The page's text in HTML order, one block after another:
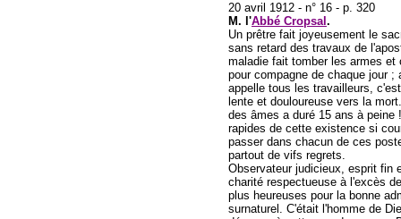
20 avril 1912 - n° 16 - p. 320
M. l'Abbé Cropsal .
Un prêtre fait joyeusement le
sans retard des travaux de
maladie fait tomber les armes
pour compagne de chaque jour
appelle tous les travailleurs,
lente et douloureuse vers la
des âmes a duré 15 ans à
rapides de cette existence si
passer dans chacun de ces
partout de vifs regrets.
Observateur judicieux, esprit fin
charité respectueuse à l'excès
plus heureuses pour la bonne
surnaturel. C'était l'homme de